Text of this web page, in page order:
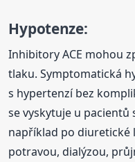
Hypotenze:
Inhibitory ACE mohou
tlaku. Symptomatická
s hypertenzí bez
se vyskytuje u pacientů
například po diuretické
potravou, dialýzou,